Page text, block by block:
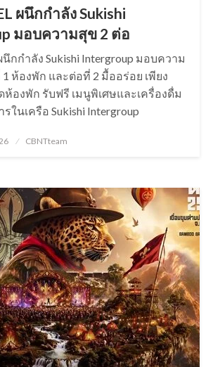
ผนึกกำลัง Sukishi
มอบความสุข 2 ต่อ
นึกกำลัง Sukishi Intergroup มอบความ
ห้องพัก และต่อที่ 2 มื้ออร่อย เพียง
ห้องพัก รับฟรี เมนูพิเศษและเครื่องดื่ม
ในเครือ Sukishi Intergroup
CBNTteam